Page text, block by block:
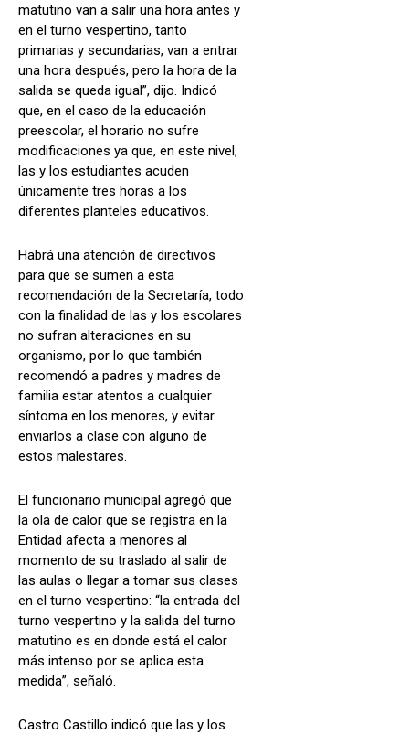
matutino van a salir una hora antes y
en el turno vespertino, tanto
primarias y secundarias, van a entrar
una hora después, pero la hora de la
salida se queda igual”, dijo. Indicó
que, en el caso de la educación
preescolar, el horario no sufre
modificaciones ya que, en este nivel,
las y los estudiantes acuden
únicamente tres horas a los
diferentes planteles educativos.
Habrá una atención de directivos
para que se sumen a esta
recomendación de la Secretaría, todo
con la finalidad de las y los escolares
no sufran alteraciones en su
organismo, por lo que también
recomendó a padres y madres de
familia estar atentos a cualquier
síntoma en los menores, y evitar
enviarlos a clase con alguno de
estos malestares.
El funcionario municipal agregó que
la ola de calor que se registra en la
Entidad afecta a menores al
momento de su traslado al salir de
las aulas o llegar a tomar sus clases
en el turno vespertino: “la entrada del
turno vespertino y la salida del turno
matutino es en donde está el calor
más intenso por se aplica esta
medida”, señaló.
Castro Castillo indicó que las y los